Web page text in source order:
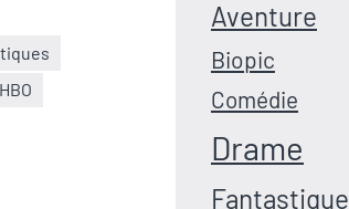
Aventure
Biopic
Comédie
Drame
Fantastique